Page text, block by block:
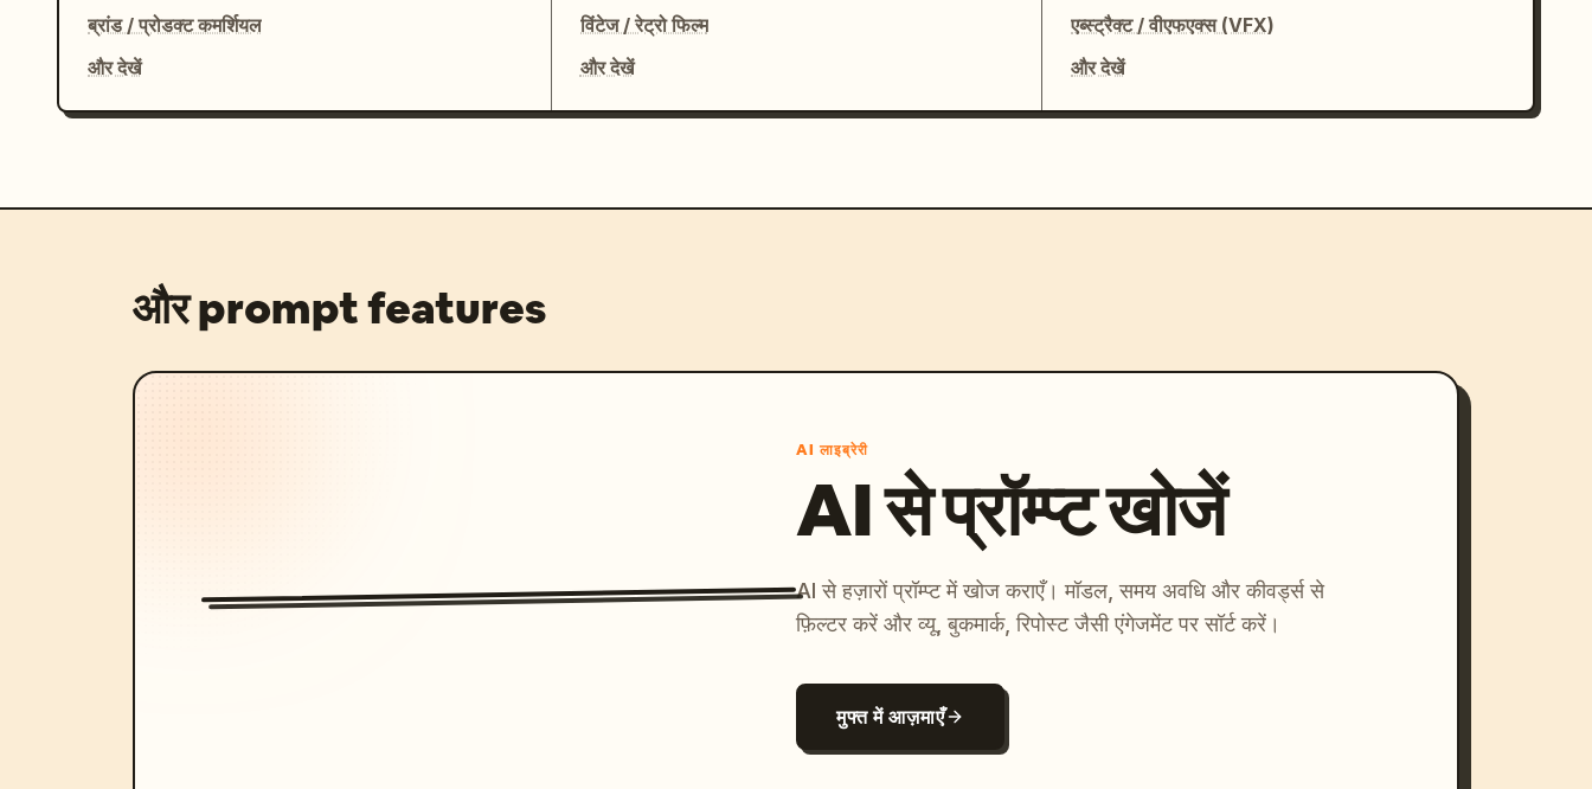
ब्रांड / प्रोडक्ट कमर्शियल
और देखें
विंटेज / रेट्रो फिल्म
और देखें
एब्स्ट्रैक्ट / वीएफएक्स (VFX)
और देखें
और prompt features
AI लाइब्रेरी
AI से प्रॉम्प्ट खोजें
AI से हज़ारों प्रॉम्प्ट में खोज कराएँ। मॉडल, समय अवधि और कीवर्ड्स से
फ़िल्टर करें और व्यू, बुकमार्क, रिपोस्ट जैसी एंगेजमेंट पर सॉर्ट करें।
मुफ्त में आज़माएँ